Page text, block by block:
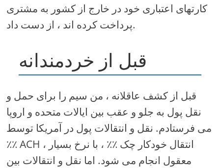
کارتهای اعتباری خود در خارج از کشور به مشتری
پرداخت کرده اند ، از دست داد.
قبل از خردمندانه
قبل از کشف عاقلانه ، من سیم را برای حمل و
نقل پول به جلو و عقب بین ایالات متحده و اروپا
می فرستادم. نقل و انتقالات پول در آمریکا توسط
٪٪ ACH ، انتقال خودکار چک ٪٪ ، با نرخ بسیار
معقول انجام می شود. اما نقل و انتقالات بین